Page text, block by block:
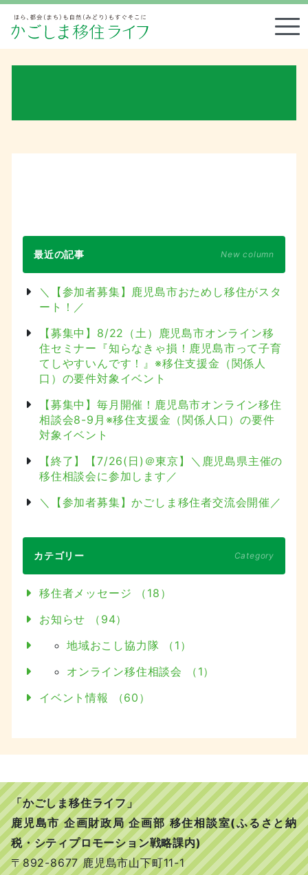
最近の記事 New column
＼【参加者募集】鹿児島市おためし移住がスタ
ート！／
【募集中】8/22（土）鹿児島市オンライン移
住セミナー『知らなきゃ損！鹿児島市って子育
てしやすいんです！』※移住支援金（関係人
口）の要件対象イベント
【募集中】毎月開催！鹿児島市オンライン移住
相談会8-9月※移住支援金（関係人口）の要件
対象イベント
【終了】【7/26(日)＠東京】＼鹿児島県主催の
移住相談会に参加します／
＼【参加者募集】かごしま移住者交流会開催／
カテゴリー Category
移住者メッセージ （18）
お知らせ （94）
地域おこし協力隊 （1）
オンライン移住相談会 （1）
イベント情報 （60）
「かごしま移住ライフ」
鹿児島市 企画財政局 企画部 移住相談室(ふるさと納
税・シティプロモーション戦略課内)
〒892-8677 鹿児島市山下町11-1